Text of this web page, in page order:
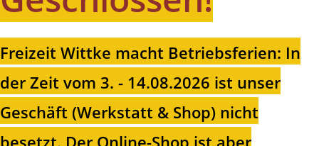
Freizeit Wittke macht Betriebsferien: In
der Zeit vom 3. - 14.08.2026 ist unser
Geschäft (Werkstatt & Shop) nicht
besetzt. Der Online-Shop ist aber